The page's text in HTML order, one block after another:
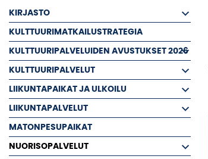
KIRJASTO
KULTTUURIMATKAILUSTRATEGIA
KULTTUURIPALVELUIDEN AVUSTUKSET 2026
KULTTUURIPALVELUT
LIIKUNTAPAIKAT JA ULKOILU
LIIKUNTAPALVELUT
MATONPESUPAIKAT
NUORISOPALVELUT